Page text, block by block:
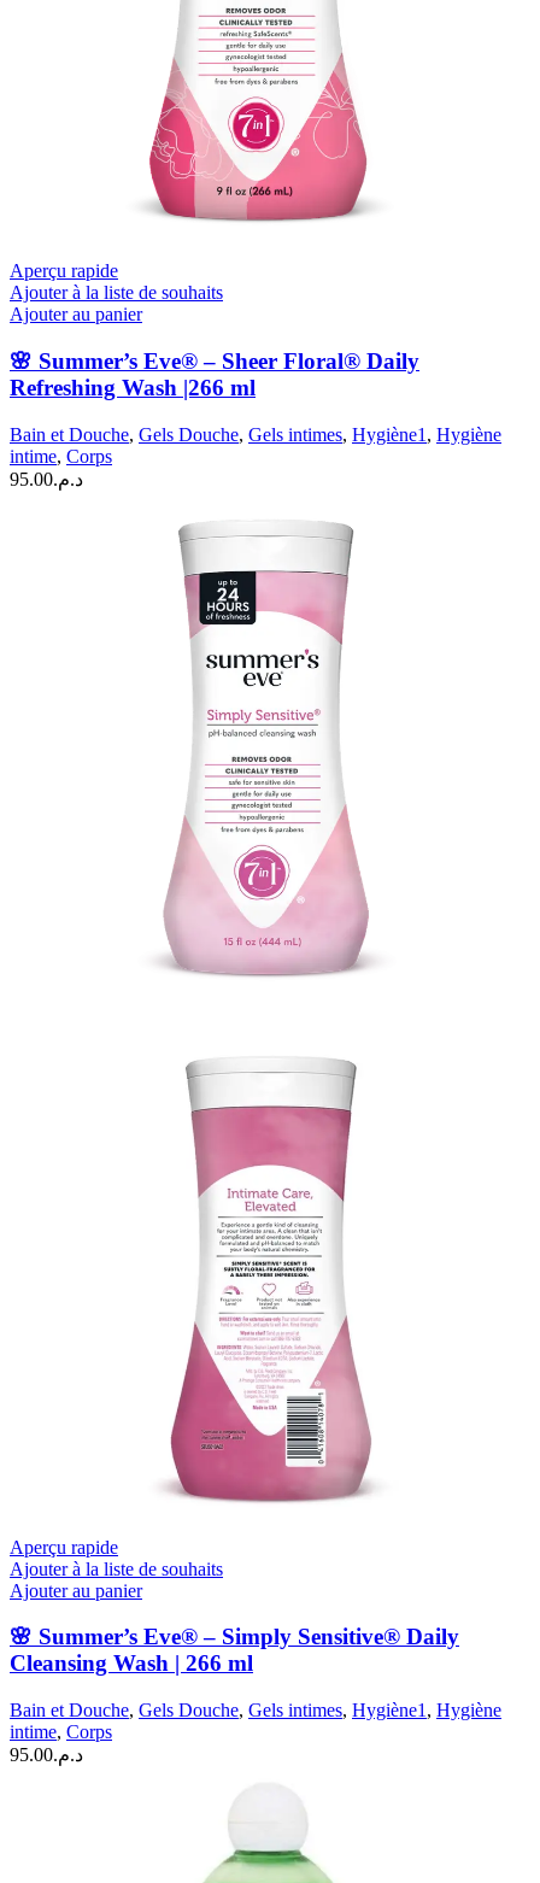
Aperçu rapide
Ajouter à la liste de souhaits
Ajouter au panier
🌸 Summer’s Eve® – Sheer Floral® Daily
Refreshing Wash |266 ml
Bain et Douche, Gels Douche, Gels intimes, Hygiène1 , Hygiène
intime, Corps
د.م.95.00
Aperçu rapide
Ajouter à la liste de souhaits
Ajouter au panier
🌸 Summer’s Eve® – Simply Sensitive® Daily
Cleansing Wash | 266 ml
Bain et Douche, Gels Douche, Gels intimes, Hygiène1 , Hygiène
intime, Corps
د.م.95.00